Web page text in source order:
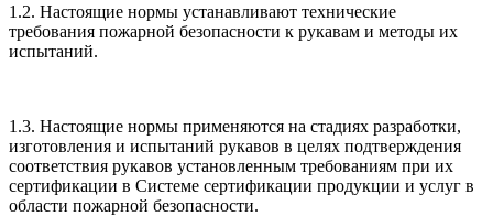
1.2. Настоящие нормы устанавливают технические
требования пожарной безопасности к рукавам и методы их
испытаний.
1.3. Настоящие нормы применяются на стадиях разработки,
изготовления и испытаний рукавов в целях подтверждения
соответствия рукавов установленным требованиям при их
сертификации в Системе сертификации продукции и услуг в
области пожарной безопасности.